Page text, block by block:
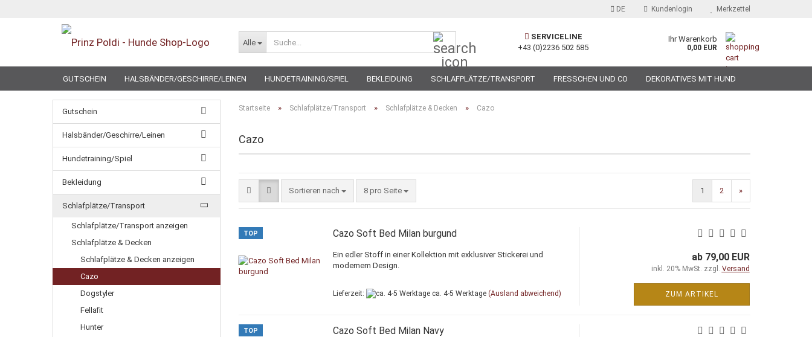
DE Kundenlogin Merkzettel
Alle
SERVICELINE
+43 (0)2236 502 585
Ihr Warenkorb
0,00 EUR
GUTSCHEIN HALSBÄNDER/GESCHIRRE/LEINEN HUNDETRAINING/SPIEL BEKLEIDUNG SCHLAFPLÄTZE/TRANSPORT FRESSCHEN UND CO DEKORATIVES MIT HUND
SPECIAL
Startseite » Schlafplätze/Transport » Schlafplätze & Decken » Cazo
Cazo
Sortieren nach
Sortieren nach 8 pro Seite
pro Seite 1 2 »
TOP Cazo Soft Bed Milan burgund
Ein edler Stoff in einer Kollektion mit exklusiver Stickerei und
modernem Design.
Lieferzeit: ca. 4-5 Werktage (Ausland abweichend)
ab 79,00 EUR
inkl. 20% MwSt. zzgl. Versand
ZUM ARTIKEL
TOP Cazo Soft Bed Milan Navy
Gutschein
Halsbänder/Geschirre/Leinen
Hundetraining/Spiel
Bekleidung
Schlafplätze/Transport
Schlafplätze/Transport anzeigen
Schlafplätze & Decken
Schlafplätze & Decken anzeigen
Cazo
Dogstyler
Fellafit
Hunter